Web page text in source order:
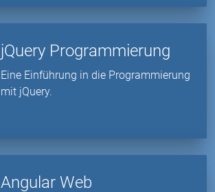
jQuery Programmierung
Eine Einführung in die Programmierung
mit jQuery.
Angular Web